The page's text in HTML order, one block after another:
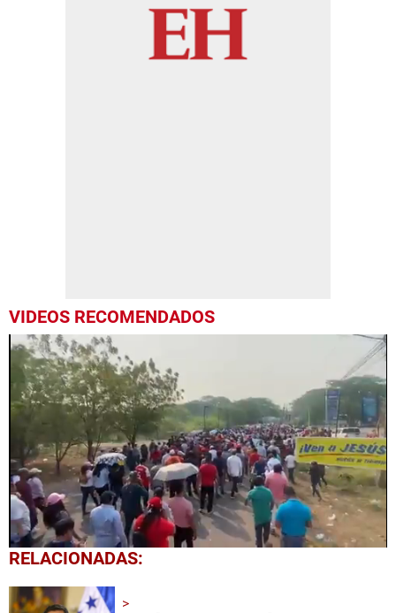
VIDEOS RECOMENDADOS
0
seconds
28
seconds
RELACIONADAS: